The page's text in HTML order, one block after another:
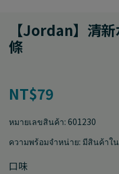
【Jordan】清
條
NT$79
หมายเลขสินค้า: 601230
ความพร้อมจำหน่าย: มีสินค้าใ
口味